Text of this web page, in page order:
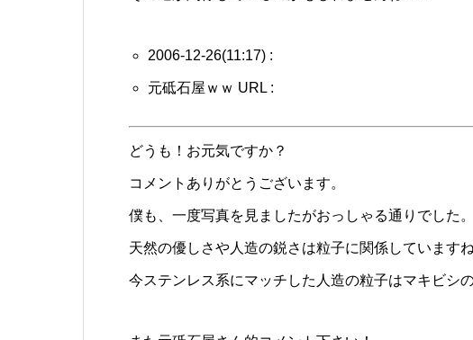
2006-12-26(11:17) :
元砥石屋ｗｗ URL :
どうも！お元気ですか？
コメントありがとうございます。
僕も、一度写真を見ましたがおっしゃる通りでした。
天然の優しさや人造の鋭さは粒子に関係していますね
今ステンレス系にマッチした人造の粒子はマキビシ